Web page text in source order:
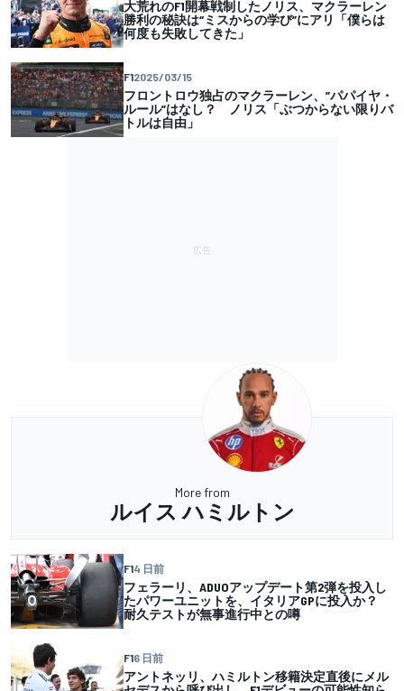
大荒れのF1開幕戦制したノリス、マクラーレン
勝利の秘訣は“ミスからの学び”にアリ「僕らは
何度も失敗してきた」
F12025/03/15
フロントロウ独占のマクラーレン、”パパイヤ・
ルール”はなし？ ノリス「ぶつからない限りバ
トルは自由」
More from
ルイス ハミルトン
F14 日前
フェラーリ、ADUOアップデート第2弾を投入し
たパワーユニットを、イタリアGPに投入か？
耐久テストが無事進行中との噂
F16 日前
アントネッリ、ハミルトン移籍決定直後にメル